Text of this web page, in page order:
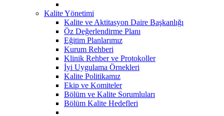
Kalite Yönetimi
Kalite ve Aktitasyon Daire Başkanlığı
Öz Değerlendirme Planı
Eğitim Planlarımız
Kurum Rehberi
Klinik Rehber ve Protokoller
İyi Uygulama Örnekleri
Kalite Politikamız
Ekip ve Komiteler
Bölüm ve Kalite Sorumluları
Bölüm Kalite Hedefleri